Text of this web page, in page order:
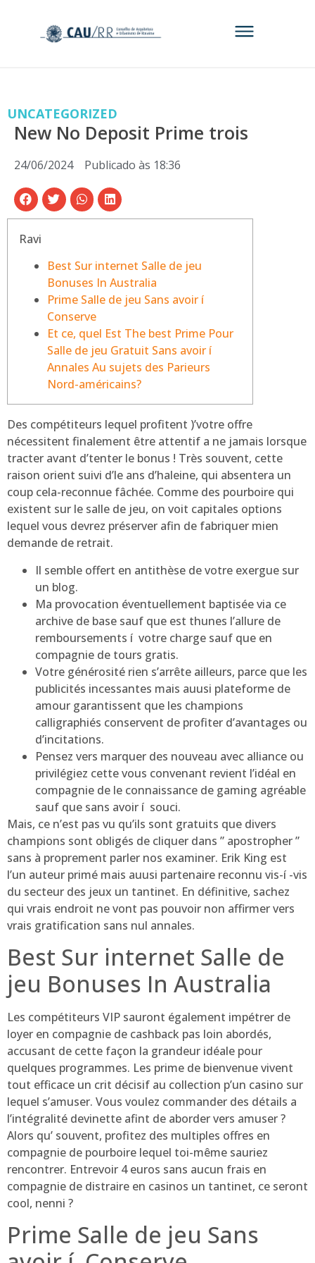
UNCATEGORIZED
New No Deposit Prime trois
24/06/2024 Publicado às 18:36
Ravi
Best Sur internet Salle de jeu
Bonuses In Australia
Prime Salle de jeu Sans avoir í
Conserve
Et ce, quel Est The best Prime Pour
Salle de jeu Gratuit Sans avoir í
Annales Au sujets des Parieurs
Nord-américains?
Des compétiteurs lequel profitent )’votre offre
nécessitent finalement être attentif a ne jamais lorsque
tracter avant d’tenter le bonus ! Très souvent, cette
raison orient suivi d’le ans d’haleine, qui absentera un
coup cela-reconnue fâchée. Comme des pourboire qui
existent sur le salle de jeu, on voit capitales options
lequel vous devrez préserver afin de fabriquer mien
demande de retrait.
Il semble offert en antithèse de votre exergue sur
un blog.
Ma provocation éventuellement baptisée via ce
archive de base sauf que est thunes l’allure de
remboursements í votre charge sauf que en
compagnie de tours gratis.
Votre générosité rien s’arrête ailleurs, parce que les
publicités incessantes mais auusi plateforme de
amour garantissent que les champions
calligraphiés conservent de profiter d’avantages ou
d’incitations.
Pensez vers marquer des nouveau avec alliance ou
privilégiez cette vous convenant revient l’idéal en
compagnie de le connaissance de gaming agréable
sauf que sans avoir í souci.
Mais, ce n’est pas vu qu’ils sont gratuits que divers
champions sont obligés de cliquer dans ” apostropher ”
sans à proprement parler nos examiner. Erik King est
l’un auteur primé mais auusi partenaire reconnu vis-í -vis
du secteur des jeux un tantinet. En définitive, sachez
qui vrais endroit ne vont pas pouvoir non affirmer vers
vrais gratification sans nul annales.
Best Sur internet Salle de
jeu Bonuses In Australia
Les compétiteurs VIP sauront également impétrer de
loyer en compagnie de cashback pas loin abordés,
accusant de cette façon la grandeur idéale pour
quelques programmes. Les prime de bienvenue vivent
tout efficace un crit décisif au collection p’un casino sur
lequel s’amuser. Vous voulez commander des détails a
l’intégralité devinette afint de aborder vers amuser ?
Alors qu’ souvent, profitez des multiples offres en
compagnie de pourboire lequel toi-même sauriez
rencontrer. Entrevoir 4 euros sans aucun frais en
compagnie de distraire en casinos un tantinet, ce seront
cool, nenni ?
Prime Salle de jeu Sans